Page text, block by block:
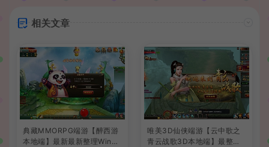
相关文章
典藏MMORPG端游【醉西游
本地端】最新最新整理Win系
唯美3D仙侠端游【云中歌之
青云战歌3D本地端】最整理